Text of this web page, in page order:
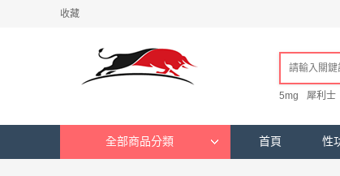
收藏
5mg 犀利士
全部商品分類 首頁 性